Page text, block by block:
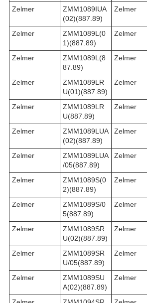
Zelmer
ZMM1089IUA
(02)(887.89)
Zelmer
Zelmer
ZMM1089L(0
1)(887.89)
Zelmer
Zelmer
ZMM1089L(8
87.89)
Zelmer
Zelmer
ZMM1089LR
U(01)(887.89)
Zelmer
Zelmer
ZMM1089LR
U(887.89)
Zelmer
Zelmer
ZMM1089LUA
(02)(887.89)
Zelmer
Zelmer
ZMM1089LUA
/05(887.89)
Zelmer
Zelmer
ZMM1089S(0
2)(887.89)
Zelmer
Zelmer
ZMM1089S/0
5(887.89)
Zelmer
Zelmer
ZMM1089SR
U(02)(887.89)
Zelmer
Zelmer
ZMM1089SR
U/05(887.89)
Zelmer
Zelmer
ZMM1089SU
A(02)(887.89)
Zelmer